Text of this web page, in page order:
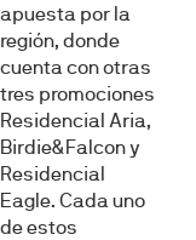
apuesta por la
región, donde
cuenta con otras
tres promociones
Residencial Aria,
Birdie&Falcon y
Residencial
Eagle. Cada uno
de estos